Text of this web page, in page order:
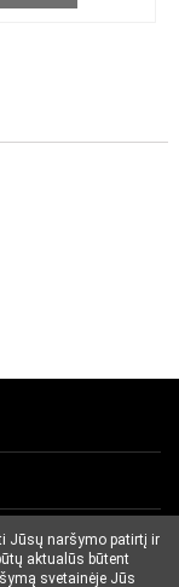
Jūsų naršymo patirtį ir
aktualūs būtent
svetainėje Jūs